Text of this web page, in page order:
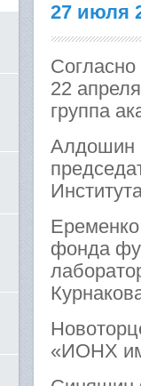
27 июля
22
группа
Алдошин
фонда
«ИОНХ